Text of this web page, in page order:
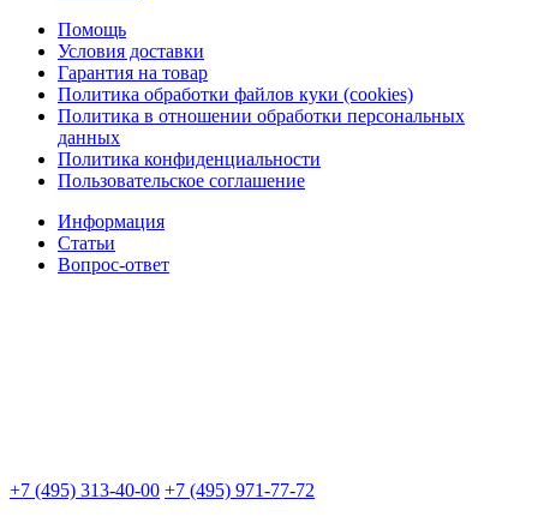
Помощь
Условия доставки
Гарантия на товар
Политика обработки файлов куки (cookies)
Политика в отношении обработки персональных
данных
Политика конфиденциальности
Пользовательское соглашение
Информация
Статьи
Вопрос-ответ
+7 (495) 313-40-00 +7 (495) 971-77-72